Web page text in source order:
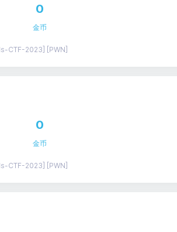
0
金币
CTF-2023] [PWN]
0
金币
CTF-2023] [PWN]